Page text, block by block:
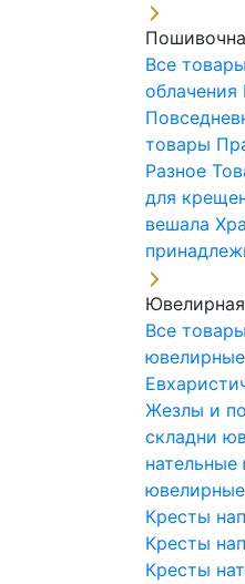
Все товары
облачения
товары
Разное
для
вешала
Все товары
ювелирные
Жезлы и
складни
ювелирные
Кресты
Кресты
Кресты